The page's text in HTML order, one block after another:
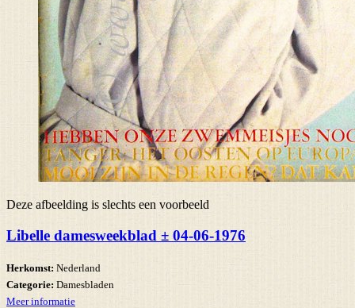
Deze afbeelding is slechts een voorbeeld
Libelle damesweekblad ± 04-06-1976
Herkomst: Nederland
Categorie: Damesbladen
Meer informatie